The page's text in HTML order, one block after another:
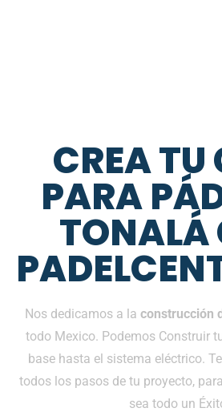
CREA TU
PARA
TONALÁ
Nos dedicamos a la construcción
todo Mexico. Podemos Construir
base hasta el sistema eléctrico.
todos los pasos de tu proyecto,
sea todo un